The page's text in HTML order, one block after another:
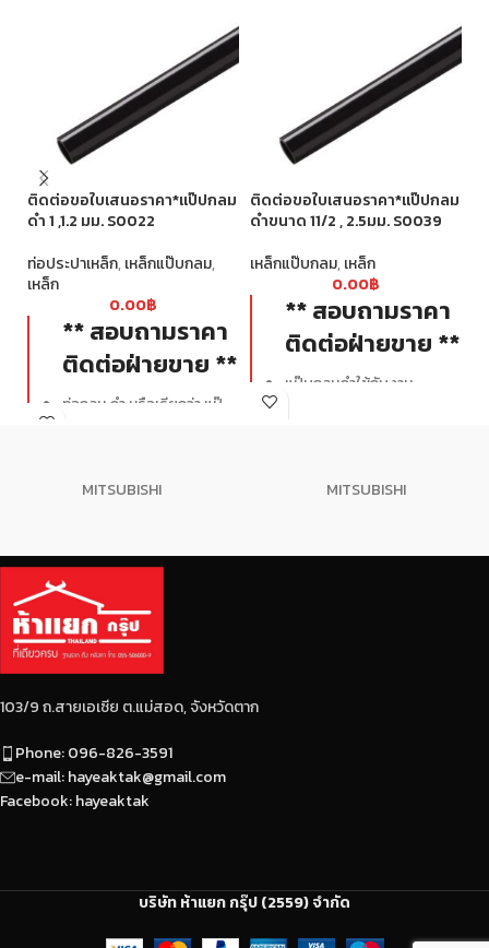
ติดต่อขอใบเสนอราคา*แป๊ปกลม
ดำ 1 ,1.2 มม. S0022
ท่อประปาเหล็ก,เหล็กแป๊บกลม,
เหล็ก
0.00฿
** สอบถามราคา
ติดต่อฝ่ายขาย **
ท่อกลม ดำ หรือเรียกว่า แป๊
แล้วดัดขึ้นรูป
ติดต่อขอใบเสนอราคา*แป๊ปกลม
ดำขนาด 11/2 , 2.5มม. S0039
เหล็กแป๊บกลม,เหล็ก
0.00฿
** สอบถามราคา
ติดต่อฝ่ายขาย **
แป๊บกลมดำใช้กับงาน
เหล็กไม่มีน้ำมันเยิ้ม
MITSUBISHI MITSUBISHI
103/9 ถ.สายเอเซีย ต.แม่สอด, จังหวัดตาก
Phone: 096-826-3591
e-mail: hayeaktak@gmail.com
Facebook: hayeaktak
บริษัท ห้าแยก กรุ๊ป (2559) จำกัด